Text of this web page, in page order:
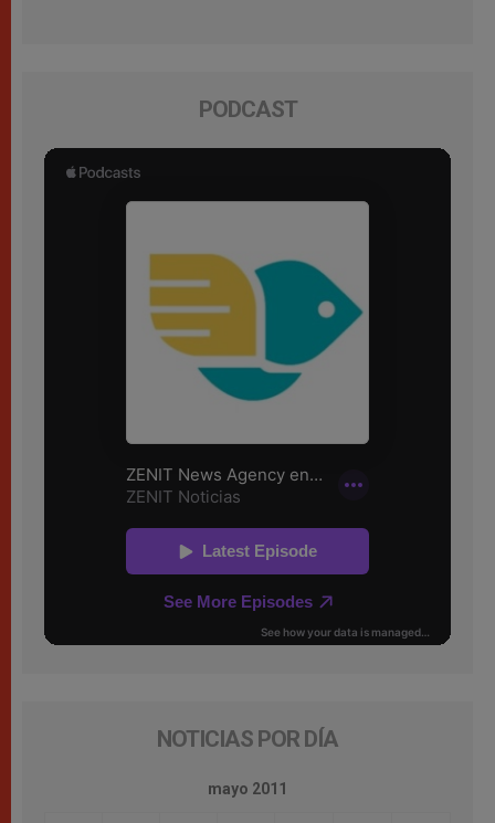
PODCAST
NOTICIAS POR DÍA
mayo 2011